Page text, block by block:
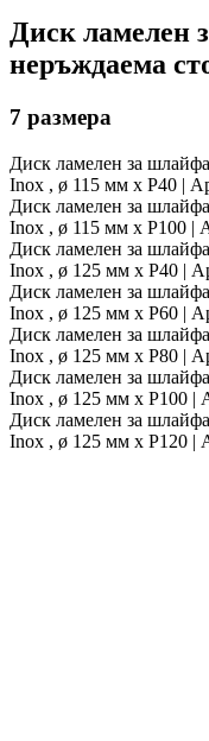
Диск ламелен
неръждаема
7 размера
Диск ламелен за
Inox , ø 115 мм x P40 |
Диск ламелен за
Inox , ø 115 мм x P100 |
Диск ламелен за
Inox , ø 125 мм x P40 |
Диск ламелен за
Inox , ø 125 мм x P60 |
Диск ламелен за
Inox , ø 125 мм x P80 |
Диск ламелен за
Inox , ø 125 мм x P100 |
Диск ламелен за
Inox , ø 125 мм x P120 |